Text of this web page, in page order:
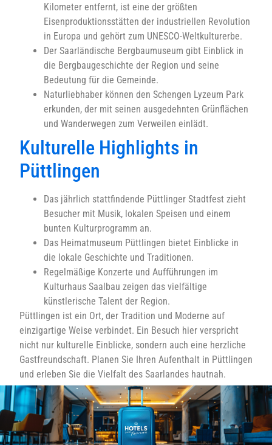
Kilometer entfernt, ist eine der größten
Eisenproduktionsstätten der industriellen Revolution
in Europa und gehört zum UNESCO-Weltkulturerbe.
Der Saarländische Bergbaumuseum gibt Einblick in
die Bergbaugeschichte der Region und seine
Bedeutung für die Gemeinde.
Naturliebhaber können den Schengen Lyzeum Park
erkunden, der mit seinen ausgedehnten Grünflächen
und Wanderwegen zum Verweilen einlädt.
Kulturelle Highlights in
Püttlingen
Das jährlich stattfindende Püttlinger Stadtfest zieht
Besucher mit Musik, lokalen Speisen und einem
bunten Kulturprogramm an.
Das Heimatmuseum Püttlingen bietet Einblicke in
die lokale Geschichte und Traditionen.
Regelmäßige Konzerte und Aufführungen im
Kulturhaus Saalbau zeigen das vielfältige
künstlerische Talent der Region.
Püttlingen ist ein Ort, der Tradition und Moderne auf
einzigartige Weise verbindet. Ein Besuch hier verspricht
nicht nur kulturelle Einblicke, sondern auch eine herzliche
Gastfreundschaft. Planen Sie Ihren Aufenthalt in Püttlingen
und erleben Sie die Vielfalt des Saarlandes hautnah.